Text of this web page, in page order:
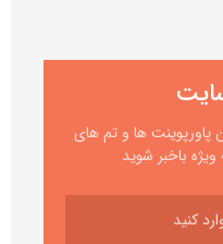
ها و تم های
باخبر شوید